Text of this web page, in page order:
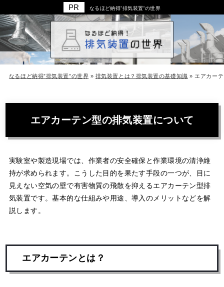
なるほど納得”排気装置”の世界
なるほど納得”排気装置”の世界 » 排気装置とは？排気装置の基礎知識 » エアカー
エアカーテン型の排気装置について
実験室や製造現場では、作業者の安全確保と作業環境の清浄維
持が求められます。こうした目的を果たす手段の一つが、目に
見えない空気の壁で有害物質の飛散を抑えるエアカーテン型排
気装置です。基本的な仕組みや用途、導入のメリットなどを解
説します。
エアカーテンとは？